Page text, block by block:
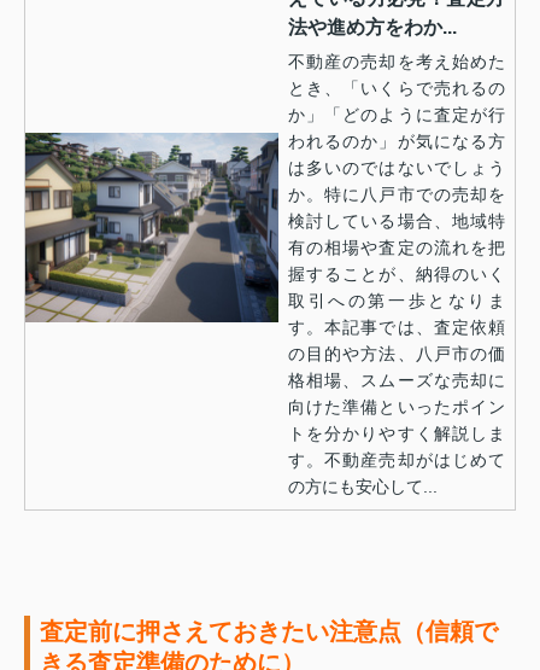
法や進め方をわか...
不動産の売却を考え始めた
とき、「いくらで売れるの
か」「どのように査定が行
われるのか」が気になる方
は多いのではないでしょう
か。特に八戸市での売却を
検討している場合、地域特
有の相場や査定の流れを把
握することが、納得のいく
取引への第一歩となりま
す。本記事では、査定依頼
の目的や方法、八戸市の価
格相場、スムーズな売却に
向けた準備といったポイン
トを分かりやすく解説しま
す。不動産売却がはじめて
の方にも安心して...
査定前に押さえておきたい注意点（信頼で
きる査定準備のために）